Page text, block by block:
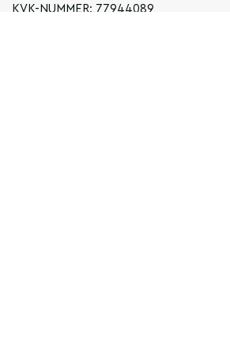
KVK-NUMMER: 77944089